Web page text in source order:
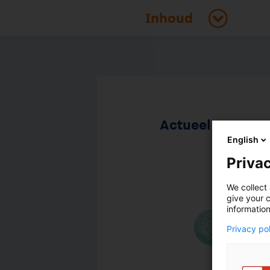
English
We
give your
Privacy